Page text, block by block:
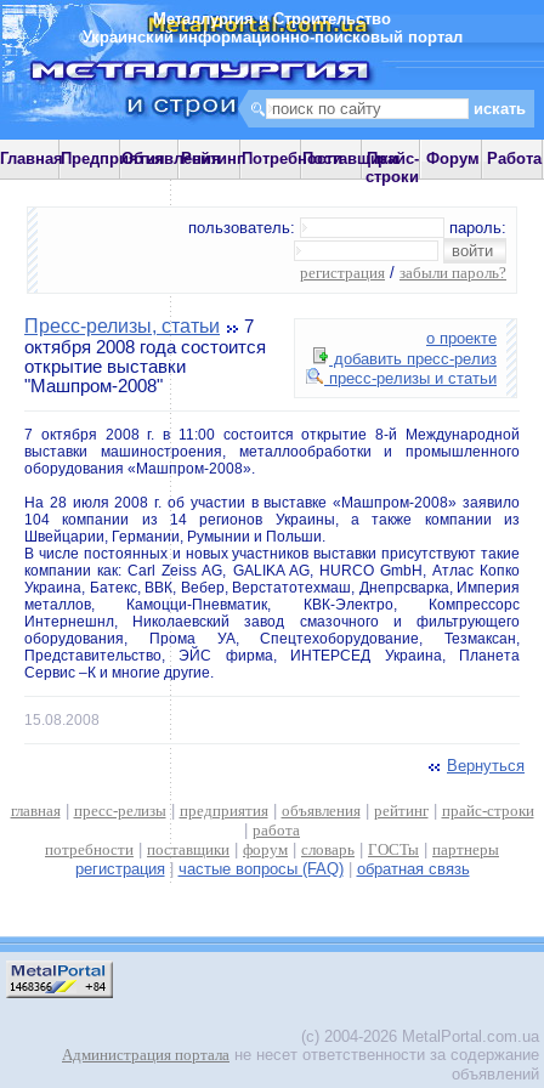
Металлургия и Строительство
Украинский информационно-поисковый портал
ГлавнаяПредприятияОбъявления
РейтингПотребностиПоставщики
Прайс-
строки
Форум Работа
пользователь: пароль:
регистрация / забыли пароль?
о проекте
добавить пресс-релиз
пресс-релизы и статьи
Пресс-релизы, статьи
7
октября 2008 года состоится
открытие выставки
"Машпром-2008"
7 октября 2008 г. в 11:00 состоится открытие 8-й Международной
выставки машиностроения, металлообработки и промышленного
оборудования «Машпром-2008».
На 28 июля 2008 г. об участии в выставке «Машпром-2008» заявило
104 компании из 14 регионов Украины, а также компании из
Швейцарии, Германии, Румынии и Польши.
В числе постоянных и новых участников выставки присутствуют такие
компании как: Carl Zeiss AG, GALIKA AG, HURCO GmbH, Атлас Копко
Украина, Батекс, ВВК, Вебер, Верстатотехмаш, Днепрсварка, Империя
металлов, Камоцци-Пневматик, КВК-Электро, Компрессорс
Интернешнл, Николаевский завод смазочного и фильтрующего
оборудования, Прома УА, Спецтехоборудование, Тезмаксан,
Представительство, ЭЙС фирма, ИНТЕРСЕД Украина, Планета
Сервис –К и многие другие.
15.08.2008
Вернуться
главная| пресс-релизы | предприятия| объявления| рейтинг| прайс-строки
работа
потребности
поставщики форум словарь ГОСТы
партнеры
регистрация| частые вопросы (FAQ)| обратная связь
(c) 2004-2026 MetalPortal.com.ua
Администрация портала не несет ответственности за содержание
объявлений